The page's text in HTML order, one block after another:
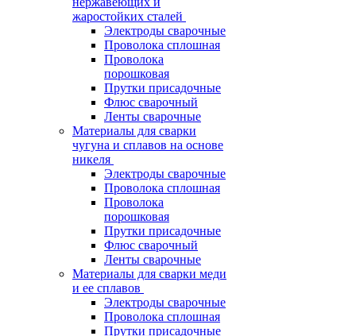
жаростойких сталей
Электроды сварочные
Проволока сплошная
Проволока
порошковая
Прутки присадочные
Флюс сварочный
Ленты сварочные
Материалы для сварки
чугуна и сплавов на основе
никеля
Электроды сварочные
Проволока сплошная
Проволока
порошковая
Прутки присадочные
Флюс сварочный
Ленты сварочные
Материалы для сварки меди
и ее сплавов
Электроды сварочные
Проволока сплошная
Прутки присадочные